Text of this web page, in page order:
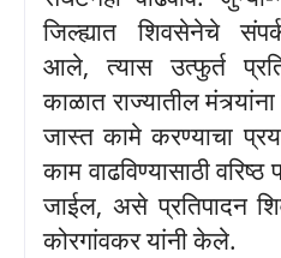
जिल्ह्यात शिवसेनेचे
आले,त्यास उत्फुर्त
काळात राज्यातील
जास्त कामे करण्याचा
काम वाढविण्यासाठी
जाईल, असे प्रतिपादन
कोरगांवकर यांनी केले.